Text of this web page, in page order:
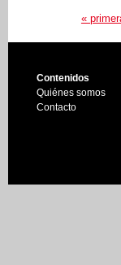
«
Contenidos
Quiénes somos
Contacto